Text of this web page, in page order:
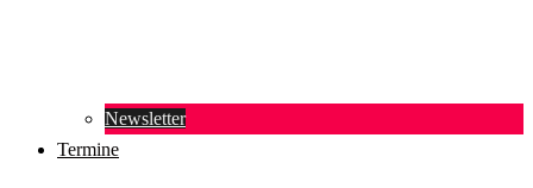
Newsletter
Termine